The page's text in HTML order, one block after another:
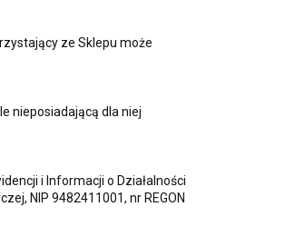
ze Sklepu może
nieposiadającą dla niej
i Informacji o Działalności
NIP 9482411001, nr REGON